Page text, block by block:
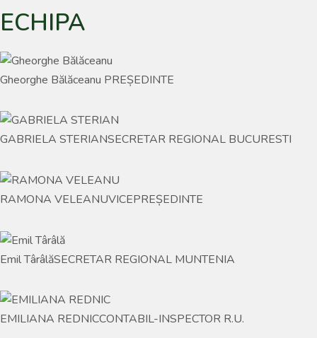
ECHIPA
Gheorghe Bălăceanu PREȘEDINTE
GABRIELA STERIANSECRETAR REGIONAL BUCURESTI
RAMONA VELEANUVICEPREȘEDINTE
Emil TârâlăSECRETAR REGIONAL MUNTENIA
EMILIANA REDNICCONTABIL-INSPECTOR R.U.